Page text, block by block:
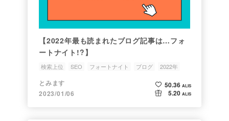
【2022年最も読まれたブログ記事は…フォ
ートナイト!?】
検索上位 SEO フォートナイト ブログ 2022年
とみます
2023/01/06
50.36 ALIS
5.20 ALIS